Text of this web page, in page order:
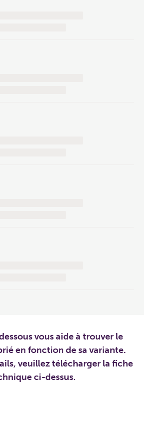
vous aide à trouver le
en fonction de sa variante.
veuillez télécharger la fiche
ci-dessus.